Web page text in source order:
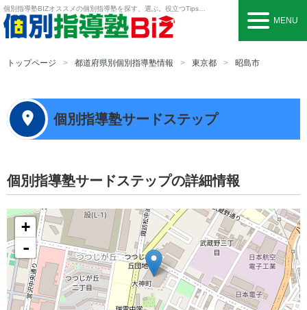
個別指導塾BIZオススメの個別指導塾を探す、選ぶ。役立つTipsも。
MENU
トップページ 都道府県別個別指導塾情報 東京都 昭島市
個別指導塾サードステップ
個別指導塾サードステップの詳細情報
+
-